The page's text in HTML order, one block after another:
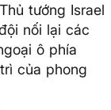
tướng Israel
nối lại các
ô phía
của phong